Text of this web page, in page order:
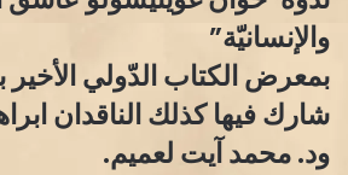
والإنسانيّة”
بمعرض الكتاب الدّولي الأخير
شارك فيها كذلك الناقدان
ود. محمد آيت لعميم.